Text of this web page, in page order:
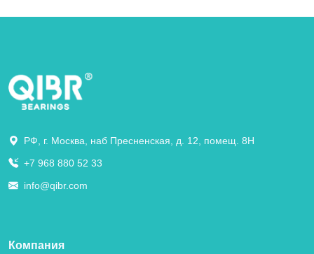
РФ, г. Москва, наб Пресненская, д. 12, помещ. 8Н
+7 968 880 52 33
info@qibr.com
Компания